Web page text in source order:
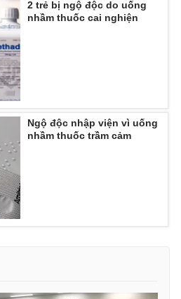
897 897
2 trẻ bị ngộ độc do uống
nhầm thuốc cai nghiện
Ngộ độc nhập viện vì uống
nhầm thuốc trầm cảm